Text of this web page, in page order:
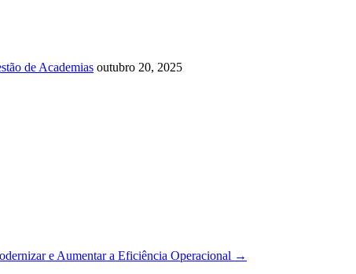
de Academias outubro 20, 2025
e Aumentar a Eficiência Operacional →